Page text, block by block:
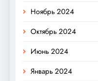
Ноябрь 2024
Октябрь 2024
Июнь 2024
Январь 2024